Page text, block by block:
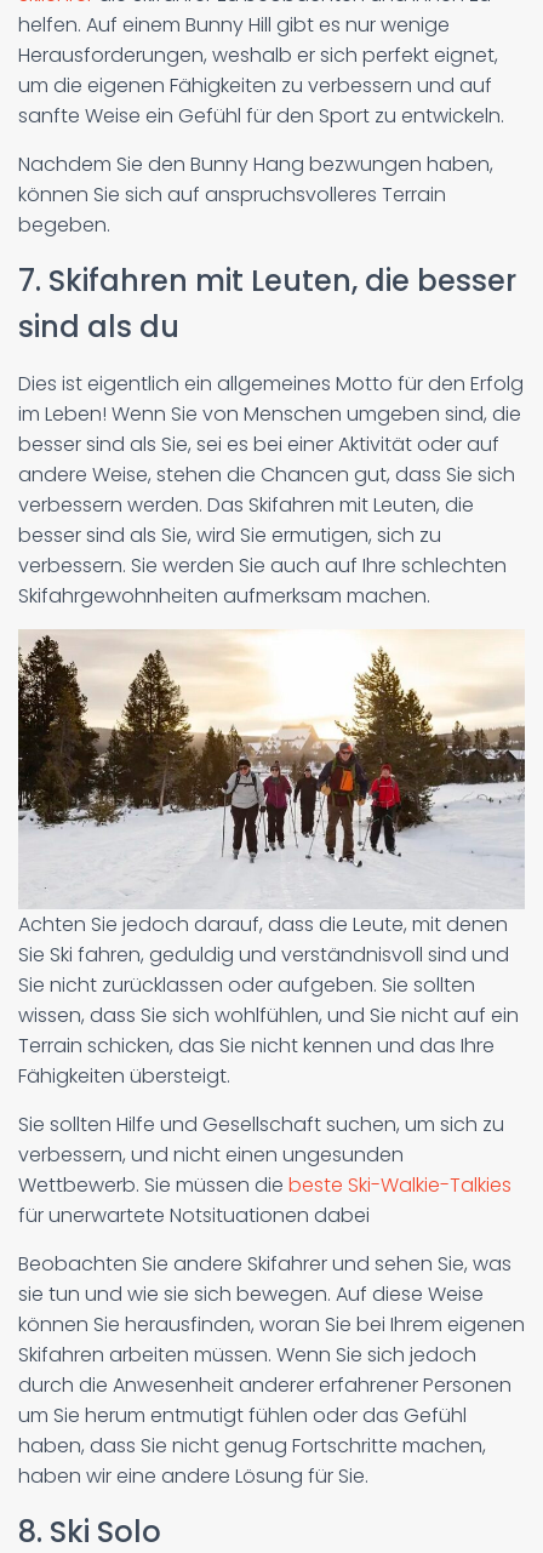
helfen. Auf einem Bunny Hill gibt es nur wenige
Herausforderungen, weshalb er sich perfekt eignet,
um die eigenen Fähigkeiten zu verbessern und auf
sanfte Weise ein Gefühl für den Sport zu entwickeln.
Nachdem Sie den Bunny Hang bezwungen haben,
können Sie sich auf anspruchsvolleres Terrain
begeben.
7. Skifahren mit Leuten, die besser
sind als du
Dies ist eigentlich ein allgemeines Motto für den Erfolg
im Leben! Wenn Sie von Menschen umgeben sind, die
besser sind als Sie, sei es bei einer Aktivität oder auf
andere Weise, stehen die Chancen gut, dass Sie sich
verbessern werden. Das Skifahren mit Leuten, die
besser sind als Sie, wird Sie ermutigen, sich zu
verbessern. Sie werden Sie auch auf Ihre schlechten
Skifahrgewohnheiten aufmerksam machen.
Achten Sie jedoch darauf, dass die Leute, mit denen
Sie Ski fahren, geduldig und verständnisvoll sind und
Sie nicht zurücklassen oder aufgeben. Sie sollten
wissen, dass Sie sich wohlfühlen, und Sie nicht auf ein
Terrain schicken, das Sie nicht kennen und das Ihre
Fähigkeiten übersteigt.
Sie sollten Hilfe und Gesellschaft suchen, um sich zu
verbessern, und nicht einen ungesunden
Wettbewerb. Sie müssen die beste Ski-Walkie-Talkies
für unerwartete Notsituationen dabei
Beobachten Sie andere Skifahrer und sehen Sie, was
sie tun und wie sie sich bewegen. Auf diese Weise
können Sie herausfinden, woran Sie bei Ihrem eigenen
Skifahren arbeiten müssen. Wenn Sie sich jedoch
durch die Anwesenheit anderer erfahrener Personen
um Sie herum entmutigt fühlen oder das Gefühl
haben, dass Sie nicht genug Fortschritte machen,
haben wir eine andere Lösung für Sie.
8. Ski Solo